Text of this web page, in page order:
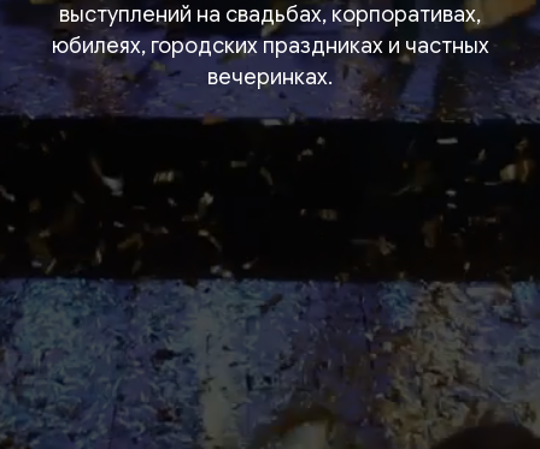
выступлений на свадьбах, корпоративах,
юбилеях, городских праздниках и частных
вечеринках.